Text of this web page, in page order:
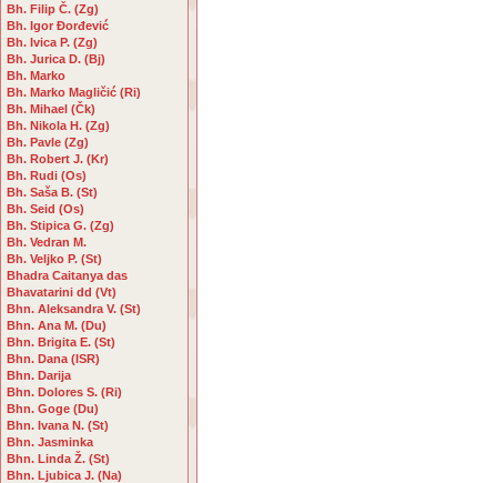
Bh. Filip Č. (Zg)
Bh. Igor Đorđević
Bh. Ivica P. (Zg)
Bh. Jurica D. (Bj)
Bh. Marko
Bh. Marko Magličić (Ri)
Bh. Mihael (Čk)
Bh. Nikola H. (Zg)
Bh. Pavle (Zg)
Bh. Robert J. (Kr)
Bh. Rudi (Os)
Bh. Saša B. (St)
Bh. Seid (Os)
Bh. Stipica G. (Zg)
Bh. Vedran M.
Bh. Veljko P. (St)
Bhadra Caitanya das
Bhavatarini dd (Vt)
Bhn. Aleksandra V. (St)
Bhn. Ana M. (Du)
Bhn. Brigita E. (St)
Bhn. Dana (ISR)
Bhn. Darija
Bhn. Dolores S. (Ri)
Bhn. Goge (Du)
Bhn. Ivana N. (St)
Bhn. Jasminka
Bhn. Linda Ž. (St)
Bhn. Ljubica J. (Na)